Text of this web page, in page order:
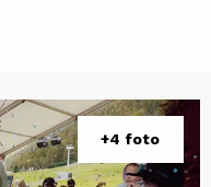
+4 foto